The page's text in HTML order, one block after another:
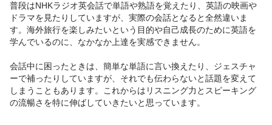
普段はNHKラジオ英会話で単語や熟語を覚えたり、英語の映画や
ドラマを見たりしていますが、実際の会話となると全然違いま
す。海外旅行を楽しみたいという目的や自己成長のために英語を
学んでいるのに、なかなか上達を実感できません。
会話中に困ったときは、簡単な単語に言い換えたり、ジェスチャ
ーで補ったりしていますが、それでも伝わらないと話題を変えて
しまうこともあります。これからはリスニング力とスピーキング
の流暢さを特に伸ばしていきたいと思っています。